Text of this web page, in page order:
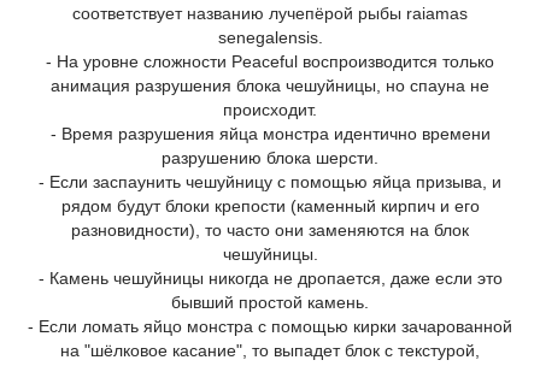
соответствует названию лучепёрой рыбы raiamas
senegalensis.
- На уровне сложности Peaceful воспроизводится только
анимация разрушения блока чешуйницы, но спауна не
происходит.
- Время разрушения яйца монстра идентично времени
разрушению блока шерсти.
- Если заспаунить чешуйницу с помощью яйца призыва, и
рядом будут блоки крепости (каменный кирпич и его
разновидности), то часто они заменяются на блок
чешуйницы.
- Камень чешуйницы никогда не дропается, даже если это
бывший простой камень.
- Если ломать яйцо монстра с помощью кирки зачарованной
на "шёлковое касание", то выпадет блок с текстурой,